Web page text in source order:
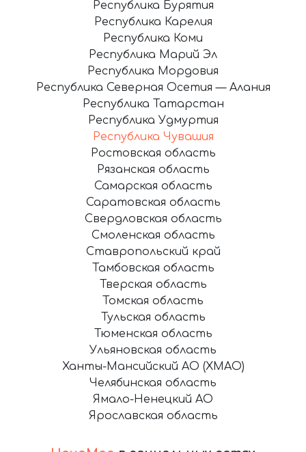
Республика Бурятия
Республика Карелия
Республика Коми
Республика Марий Эл
Республика Мордовия
Республика Северная Осетия — Алания
Республика Татарстан
Республика Удмуртия
Республика Чувашия
Ростовская область
Рязанская область
Самарская область
Саратовская область
Свердловская область
Смоленская область
Ставропольский край
Тамбовская область
Тверская область
Томская область
Тульская область
Тюменская область
Ульяновская область
Ханты-Мансийский АО (ХМАО)
Челябинская область
Ямало-Ненецкий АО
Ярославская область